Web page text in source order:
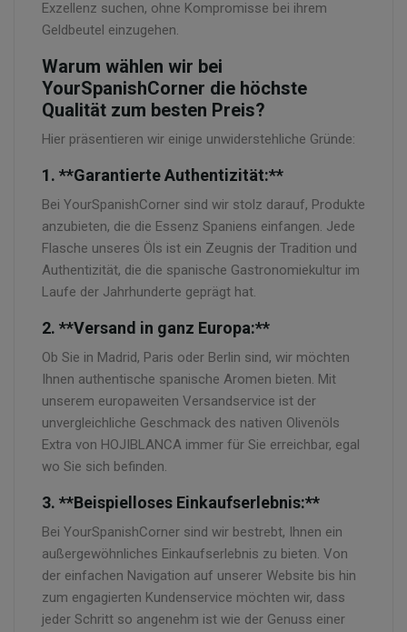
Exzellenz suchen, ohne Kompromisse bei ihrem
Geldbeutel einzugehen.
Warum wählen wir bei
YourSpanishCorner die höchste
Qualität zum besten Preis?
Hier präsentieren wir einige unwiderstehliche Gründe:
1. **Garantierte Authentizität:**
Bei YourSpanishCorner sind wir stolz darauf, Produkte
anzubieten, die die Essenz Spaniens einfangen. Jede
Flasche unseres Öls ist ein Zeugnis der Tradition und
Authentizität, die die spanische Gastronomiekultur im
Laufe der Jahrhunderte geprägt hat.
2. **Versand in ganz Europa:**
Ob Sie in Madrid, Paris oder Berlin sind, wir möchten
Ihnen authentische spanische Aromen bieten. Mit
unserem europaweiten Versandservice ist der
unvergleichliche Geschmack des nativen Olivenöls
Extra von HOJIBLANCA immer für Sie erreichbar, egal
wo Sie sich befinden.
3. **Beispielloses Einkaufserlebnis:**
Bei YourSpanishCorner sind wir bestrebt, Ihnen ein
außergewöhnliches Einkaufserlebnis zu bieten. Von
der einfachen Navigation auf unserer Website bis hin
zum engagierten Kundenservice möchten wir, dass
jeder Schritt so angenehm ist wie der Genuss einer